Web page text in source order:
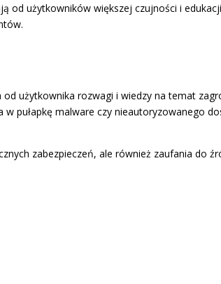
użytkowników większej czujności i
użytkownika rozwagi i wiedzy na temat
pułapkę malware czy nieautoryzowanego
zabezpieczeń, ale również zaufania do